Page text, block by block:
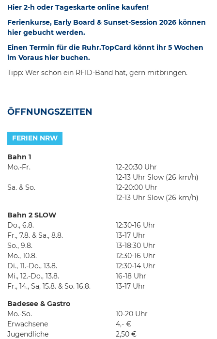
Hier 2-h oder Tageskarte online kaufen!
Ferienkurse, Early Board & Sunset-Session 2026 können
hier gebucht werden.
Einen Termin für die Ruhr.TopCard könnt ihr 5 Wochen
im Voraus hier buchen.
Tipp: Wer schon ein RFID-Band hat, gern mitbringen.
ÖFFNUNGSZEITEN
FERIEN NRW
Bahn 1
Mo.-Fr.
12-20:30 Uhr
12-13 Uhr Slow (26 km/h)
Sa. & So.
12-20:00 Uhr
12-13 Uhr Slow (26 km/h)
Bahn 2 SLOW
Do., 6.8.
12:30-16 Uhr
Fr., 7.8. & Sa., 8.8.
13-17 Uhr
So., 9.8.
13-18:30 Uhr
Mo., 10.8.
12:30-16 Uhr
Di., 11.-Do., 13.8.
12:30-14 Uhr
Mi., 12.-Do., 13.8.
16-18 Uhr
Fr., 14., Sa, 15.8. & So. 16.8.
13-17 Uhr
Badesee & Gastro
Mo.-So.
10-20 Uhr
Erwachsene
4,- €
Jugendliche
2,50 €